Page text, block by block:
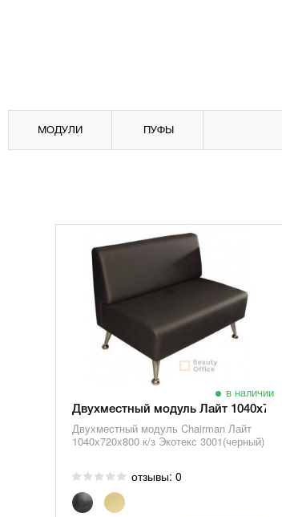
МОДУЛИ ПУФЫ
в наличии
Двухместный модуль Лайт
Двухместный модуль Chairman Лайт
1040х720х800 к/з Экотекс 3001(черный)
отзывы: 0